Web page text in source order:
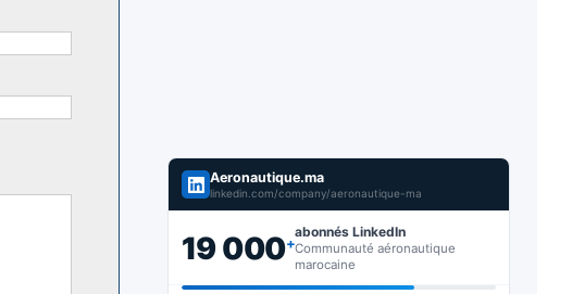
Aeronautique.ma
linkedin.com/company/aeronautique-ma
19 000+
abonnés LinkedIn
Communauté aéronautique
marocaine